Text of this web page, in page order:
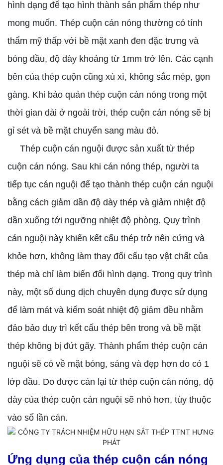
hình dạng để tạo hình thành sản phẩm thép như
mong muốn. Thép cuộn cán nóng thường có tính
thẩm mỹ thấp với bề mặt xanh đen đặc trưng và
bóng dầu, độ dày khoảng từ 1mm trở lên. Các cạnh
bên của thép cuộn cũng xù xì, không sắc mép, gọn
gàng. Khi bảo quản thép cuộn cán nóng trong một
thời gian dài ở ngoài trời, thép cuộn cán nóng sẽ bị
gỉ sét và bề mặt chuyển sang màu đỏ.
Thép cuộn cán nguội được sản xuất từ thép
cuộn cán nóng. Sau khi cán nóng thép, người ta
tiếp tục cán nguội để tạo thành thép cuộn cán nguội
bằng cách giảm dần độ dày thép và giảm nhiệt độ
dần xuống tới ngưỡng nhiệt độ phòng. Quy trình
cán nguội này khiến kết cấu thép trở nên cứng và
khỏe hơn, không làm thay đổi cấu tạo vật chất của
thép mà chỉ làm biến đổi hình dạng. Trong quy trình
này, một số dung dịch chuyên dụng được sử dụng
để làm mát và kiểm soát nhiệt độ giảm đều nhằm
đảo bảo duy trì kết cấu thép bên trong và bề mặt
thép không bị đứt gãy. Thành phẩm thép cuộn cán
nguội sẽ có về mặt bóng, sáng và đẹp hơn do có 1
lớp dầu. Do được cán lại từ thép cuộn cán nóng, độ
dày của thép cuộn cán nguội sẽ nhỏ hơn, tùy thuộc
vào số lần cán.
Ứng dụng của thép cuộn cán nóng